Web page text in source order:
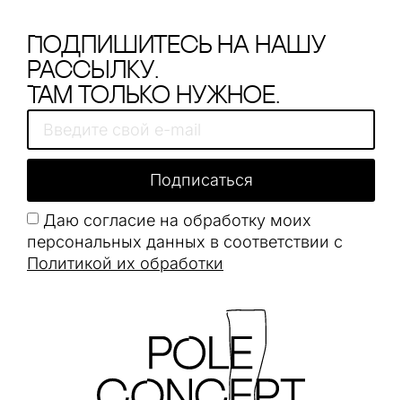
Подпишитесь на нашу
рассылку.
Там только нужное.
Даю согласие на обработку моих
персональных данных в соответствии с
Политикой их обработки
Подписаться